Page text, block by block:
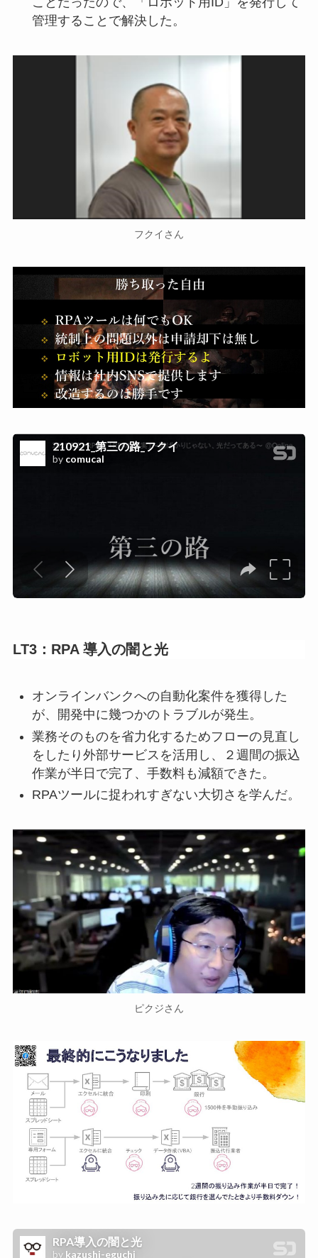
管理することで解決した。
フクイさん
LT3：RPA 導入の闇と光
オンラインバンクへの自動化案件を獲得した
が、開発中に幾つかのトラブルが発生。
業務そのものを省力化するためフローの見直し
をしたり外部サービスを活用し、２週間の振込
作業が半日で完了、手数料も減額できた。
RPAツールに捉われすぎない大切さを学んだ。
ピクジさん